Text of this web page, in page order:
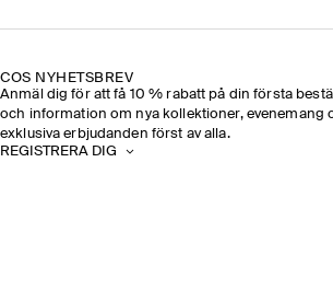
COS NYHETSBREV
Anmäl dig för att få 10 % rabatt på din första
och information om nya kollektioner, evenemang
exklusiva erbjudanden först av alla.
REGISTRERA DIG